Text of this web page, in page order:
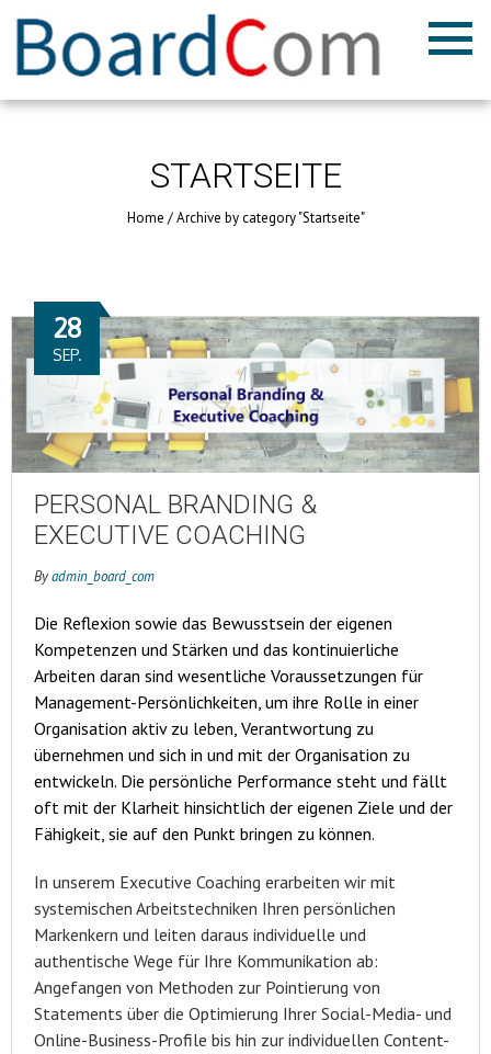
STARTSEITE
Home /Archive by category "Startseite"
PERSONAL BRANDING &
EXECUTIVE COACHING
28
SEP.
Byadmin_board_com
Die Reflexion sowie das Bewusstsein der eigenen
Kompetenzen und Stärken und das kontinuierliche
Arbeiten daran sind wesentliche Voraussetzungen für
Management-Persönlichkeiten, um ihre Rolle in einer
Organisation aktiv zu leben, Verantwortung zu
übernehmen und sich in und mit der Organisation zu
entwickeln. Die persönliche Performance steht und fällt
oft mit der Klarheit hinsichtlich der eigenen Ziele und der
Fähigkeit, sie auf den Punkt bringen zu können.
In unserem Executive Coaching erarbeiten wir mit
systemischen Arbeitstechniken Ihren persönlichen
Markenkern und leiten daraus individuelle und
authentische Wege für Ihre Kommunikation ab:
Angefangen von Methoden zur Pointierung von
Statements über die Optimierung Ihrer Social-Media- und
Online-Business-Profile bis hin zur individuellen Content-